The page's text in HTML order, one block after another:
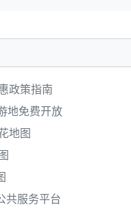
政策指南
地免费开放
地图
共服务平台